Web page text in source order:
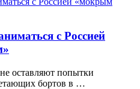
с Россией
оставляют попытки
бортов в …